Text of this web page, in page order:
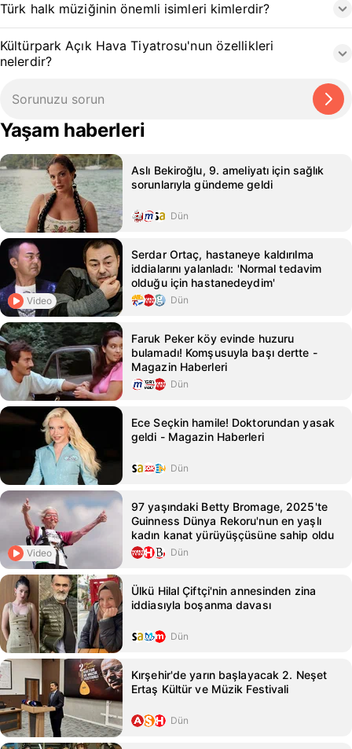
Türk halk müziğinin önemli isimleri kimlerdir?
Kültürpark Açık Hava Tiyatrosu'nun özellikleri
nelerdir?
Yaşam haberleri
Aslı Bekiroğlu, 9. ameliyatı için sağlık
sorunlarıyla gündeme geldi
Dün
Video
Serdar Ortaç, hastaneye kaldırılma
iddialarını yalanladı: 'Normal tedavim
olduğu için hastanedeydim'
Dün
Faruk Peker köy evinde huzuru
bulamadı! Komşusuyla başı dertte -
Magazin Haberleri
Dün
Ece Seçkin hamile! Doktorundan yasak
geldi - Magazin Haberleri
Dün
Video
97 yaşındaki Betty Bromage, 2025'te
Guinness Dünya Rekoru'nun en yaşlı
kadın kanat yürüyüşçüsüne sahip oldu
Dün
Ülkü Hilal Çiftçi'nin annesinden zina
iddiasıyla boşanma davası
Dün
Kırşehir'de yarın başlayacak 2. Neşet
Ertaş Kültür ve Müzik Festivali
Dün